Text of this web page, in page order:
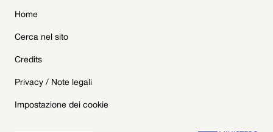
Home
Cerca nel sito
Credits
Privacy / Note legali
Impostazione dei cookie